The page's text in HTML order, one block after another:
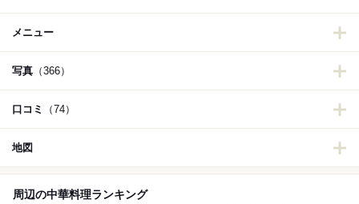
メニュー
写真 （366）
口コミ （74）
地図
周辺の中華料理ランキング